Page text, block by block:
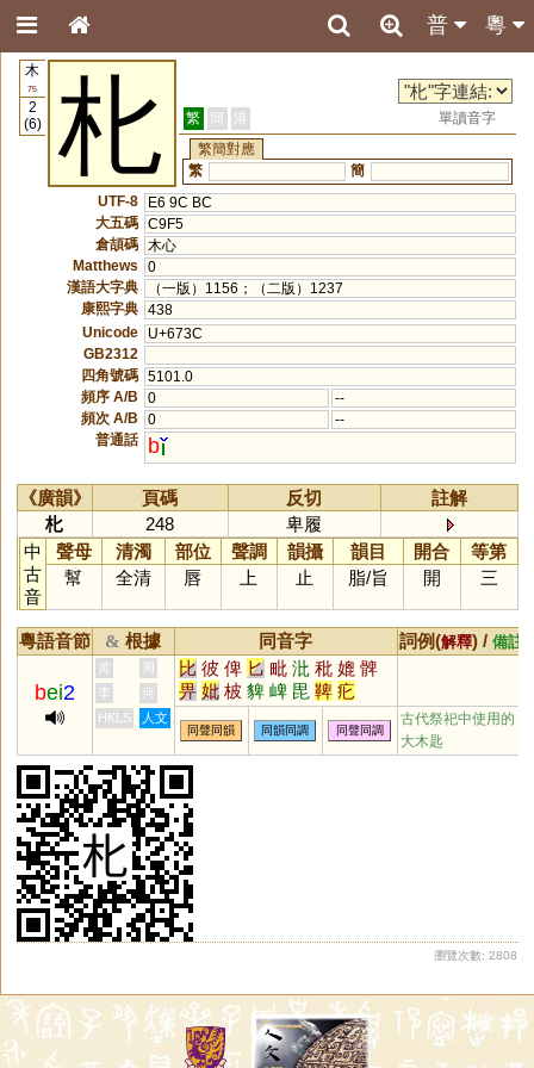
粵
普
木
75
2
(6)
朼 繁 簡 港
單讀音字
繁簡對應
繁
簡
UTF-8
E6 9C BC
大五碼 C9F5
倉頡碼
木心
Matthews
0
漢語大字典
（一版）1156；（二版）1237
康熙字典 438
Unicode
U+673C
GB2312
四角號碼 5101.0
頻序 A/B
0
--
頻次 A/B
0
--
普通話
b
《廣韻》 頁碼 反切
註解
朼
248
卑履
中
古
音
聲母 清濁 部位 聲調 韻攝 韻目 開合
等第
幫
全清 唇 上 止 脂/旨 開 三
粵語音節 & 根據 同音字 詞例(解釋) / 備註
bei2
黃 周 比 彼 俾 匕 毗 沘 秕 媲 髀
畀 妣 柀 貏 崥 毘 鞞 疕
李
何
HKLS
人文
同聲同韻 同韻同調 同聲同調
古代祭祀中使用的
大木匙
瀏覽次數: 2808